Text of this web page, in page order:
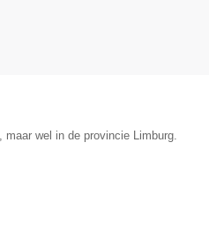
wel in de provincie Limburg.